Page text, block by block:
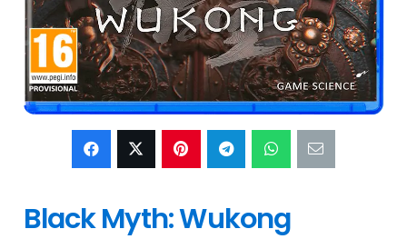
Black Myth: Wukong